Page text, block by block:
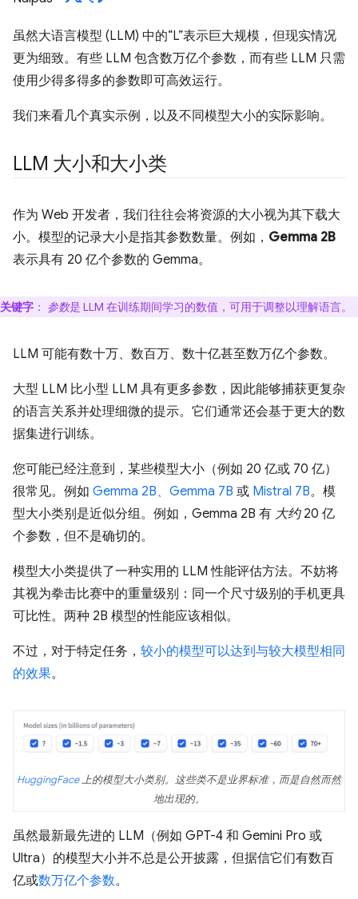
虽然大语言模型 (LLM) 中的“L”表示巨大规模，但现实情况
更为细致。有些 LLM 包含数万亿个参数，而有些 LLM 只需
使用少得多得多的参数即可高效运行。
我们来看几个真实示例，以及不同模型大小的实际影响。
LLM 大小和大小类
作为 Web 开发者，我们往往会将资源的大小视为其下载大
小。模型的记录大小是指其参数数量。例如， Gemma 2B
表示具有 20 亿个参数的 Gemma。
关键字 ： 参数是 LLM 在训练期间学习的数值，可用于调整以理解语言。
LLM 可能有数十万、数百万、数十亿甚至数万亿个参数。
大型 LLM 比小型 LLM 具有更多参数，因此能够捕获更复杂
的语言关系并处理细微的提示。它们通常还会基于更大的数
据集进行训练。
您可能已经注意到，某些模型大小（例如 20 亿或 70 亿）
很常见。例如 Gemma 2B、Gemma 7B 或 Mistral 7B。模
型大小类别是近似分组。例如，Gemma 2B 有 大约20 亿
个参数，但不是确切的。
模型大小类提供了一种实用的 LLM 性能评估方法。不妨将
其视为拳击比赛中的重量级别：同一个尺寸级别的手机更具
可比性。两种 2B 模型的性能应该相似。
不过，对于特定任务， 较小的模型可以达到与较大模型相同
的效果。
HuggingFace上的模型大小类别。这些类不是业界标准，而是自然而然
地出现的。
虽然最新最先进的 LLM（例如 GPT-4 和 Gemini Pro 或
Ultra）的模型大小并不总是公开披露，但据信它们有数百
亿或数万亿个参数。